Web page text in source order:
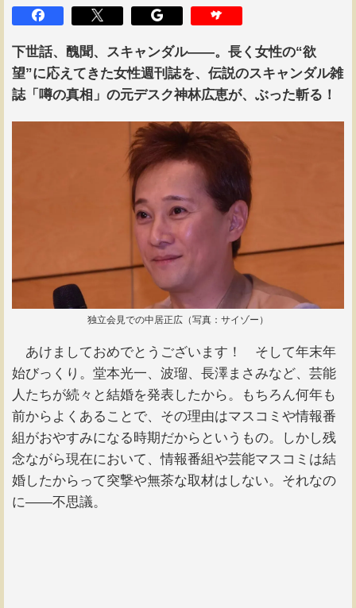
下世話、醜聞、スキャンダル――。長く女性の“欲
望”に応えてきた女性週刊誌を、伝説のスキャンダル雑
誌「噂の真相」の元デスク神林広恵が、ぶった斬る！
独立会見での中居正広（写真：サイゾー）
あけましておめでとうございます！ そして年末年
始びっくり。堂本光一、波瑠、長澤まさみなど、芸能
人たちが続々と結婚を発表したから。もちろん何年も
前からよくあることで、その理由はマスコミや情報番
組がおやすみになる時期だからというもの。しかし残
念ながら現在において、情報番組や芸能マスコミは結
婚したからって突撃や無茶な取材はしない。それなの
に――不思議。